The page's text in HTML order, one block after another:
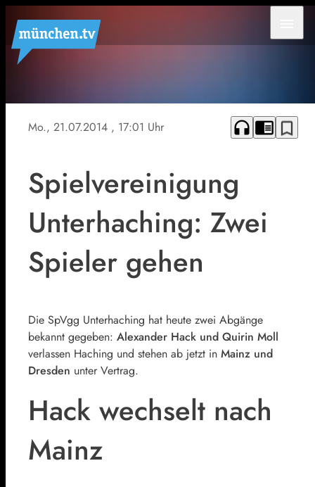
Mo., 21.07.2014 , 17:01 Uhr headphones chrome_reader_mode bookmark_border
Spielvereinigung
Unterhaching: Zwei
Spieler gehen
Die SpVgg Unterhaching hat heute zwei Abgänge
bekannt gegeben: Alexander Hack und Quirin Moll
verlassen Haching und stehen ab jetzt in Mainz und
Dresden unter Vertrag.
Hack wechselt nach
Mainz